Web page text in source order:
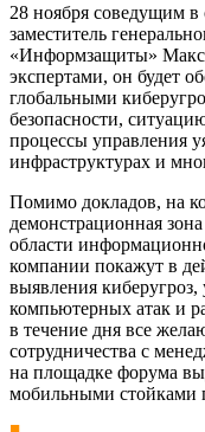
28 ноября соведущим
заместитель
«Информзащиты»
экспертами, он будет
глобальными
безопасности,
процессы управления
инфраструктурах и
Помимо докладов, на
демонстрационная
области
компании покажут в
выявления киберугроз,
компьютерных атак и
в течение дня все
сотрудничества с
на площадке форума
мобильными стойками